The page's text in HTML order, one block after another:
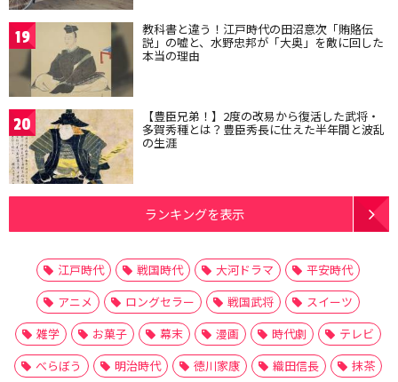
19 教科書と違う！江戸時代の田沼意次「賄賂伝
説」の嘘と、水野忠邦が「大奥」を敵に回した
本当の理由
20 【豊臣兄弟！】2度の改易から復活した武将・
多賀秀種とは？豊臣秀長に仕えた半年間と波乱
の生涯
ランキングを表示
江戸時代 戦国時代 大河ドラマ
平安時代
アニメ
ロングセラー 戦国武将
スイーツ
雑学
お菓子 幕末 漫画 時代劇
テレビ
べらぼう
明治時代 徳川家康 織田信長
抹茶